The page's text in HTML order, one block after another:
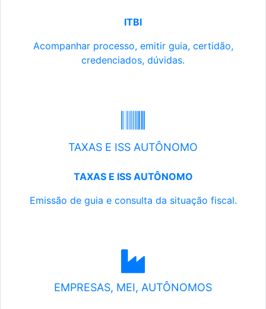
ITBI
Acompanhar processo, emitir guia, certidão,
credenciados, dúvidas.
TAXAS E ISS AUTÔNOMO
TAXAS E ISS AUTÔNOMO
Emissão de guia e consulta da situação fiscal.
EMPRESAS, MEI, AUTÔNOMOS